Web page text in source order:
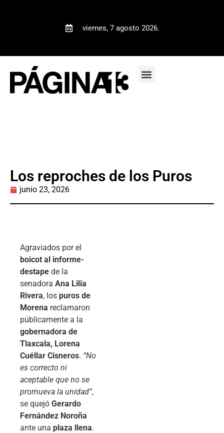
viernes, 7 agosto 2026.
Los reproches de los Puros
junio 23, 2026
Agraviados por el
boicot al informe-
destape de la
senadora Ana Lilia
Rivera, los puros de
Morena reclamaron
públicamente a la
gobernadora de
Tlaxcala, Lorena
Cuéllar Cisneros. “No
es correcto ni
aceptable que no se
promueva la unidad”,
se quejó Gerardo
Fernández Noroña
ante una plaza llena.